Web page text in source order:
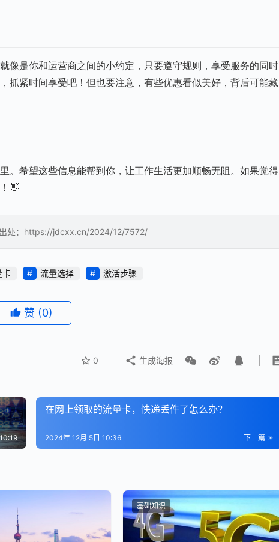
像是你和运营商之间的小约定，只要遵守规则，享受服务的同时
抓紧时间享受吧！但也要注意，有些优惠看似美好，背后可能藏
。希望这些信息能帮到你，让工作生活更加顺畅无阻。如果觉得
👋
出处：https://jdcxx.cn/2024/12/7572/
卡 流量选择 激活步骤
赞 (0)
0 生成海报
在网上领取的流量卡，快递丢件了怎么办？
下一篇
2024年 12月 5日 10:36
基础知识